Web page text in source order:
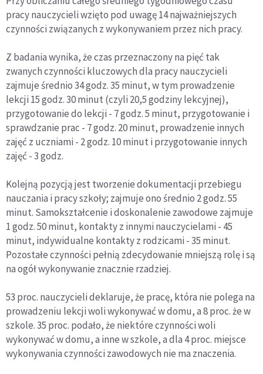
pracy nauczycieli wzięto pod uwagę 14 najważniejszych
czynności związanych z wykonywaniem przez nich pracy.
Z badania wynika, że czas przeznaczony na pięć tak
zwanych czynności kluczowych dla pracy nauczycieli
zajmuje średnio 34 godz. 35 minut, w tym prowadzenie
lekcji 15 godz. 30 minut (czyli 20,5 godziny lekcyjnej),
przygotowanie do lekcji - 7 godz. 5 minut, przygotowanie i
sprawdzanie prac - 7 godz. 20 minut, prowadzenie innych
zajęć z uczniami - 2 godz. 10 minut i przygotowanie innych
zajęć - 3 godz.
Kolejną pozycją jest tworzenie dokumentacji przebiegu
nauczania i pracy szkoły; zajmuje ono średnio 2 godz. 55
minut. Samokształcenie i doskonalenie zawodowe zajmuje
1 godz. 50 minut, kontakty z innymi nauczycielami - 45
minut, indywidualne kontakty z rodzicami - 35 minut.
Pozostałe czynności pełnią zdecydowanie mniejszą rolę i są
na ogół wykonywanie znacznie rzadziej.
53 proc. nauczycieli deklaruje, że pracę, która nie polega na
prowadzeniu lekcji woli wykonywać w domu, a 8 proc. że w
szkole. 35 proc. podało, że niektóre czynności woli
wykonywać w domu, a inne w szkole, a dla 4 proc. miejsce
wykonywania czynności zawodowych nie ma znaczenia.